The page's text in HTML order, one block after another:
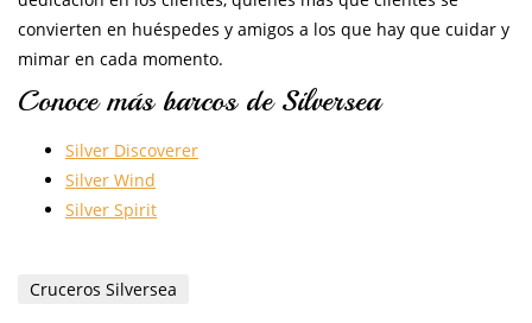
convierten en huéspedes y amigos a los que hay que cuidar y
mimar en cada momento.
Conoce más barcos de Silversea
Silver Discoverer
Silver Wind
Silver Spirit
Cruceros Silversea